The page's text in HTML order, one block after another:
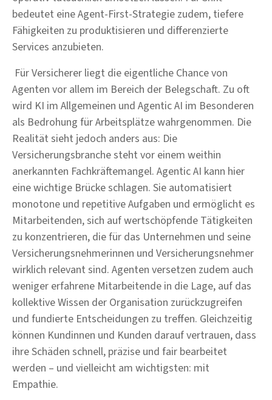
bedeutet eine Agent-First-Strategie zudem, tiefere
Fähigkeiten zu produktisieren und differenzierte
Services anzubieten.
Für Versicherer liegt die eigentliche Chance von
Agenten vor allem im Bereich der Belegschaft. Zu oft
wird KI im Allgemeinen und Agentic AI im Besonderen
als Bedrohung für Arbeitsplätze wahrgenommen. Die
Realität sieht jedoch anders aus: Die
Versicherungsbranche steht vor einem weithin
anerkannten Fachkräftemangel. Agentic AI kann hier
eine wichtige Brücke schlagen. Sie automatisiert
monotone und repetitive Aufgaben und ermöglicht es
Mitarbeitenden, sich auf wertschöpfende Tätigkeiten
zu konzentrieren, die für das Unternehmen und seine
Versicherungsnehmerinnen und Versicherungsnehmer
wirklich relevant sind. Agenten versetzen zudem auch
weniger erfahrene Mitarbeitende in die Lage, auf das
kollektive Wissen der Organisation zurückzugreifen
und fundierte Entscheidungen zu treffen. Gleichzeitig
können Kundinnen und Kunden darauf vertrauen, dass
ihre Schäden schnell, präzise und fair bearbeitet
werden – und vielleicht am wichtigsten: mit
Empathie.